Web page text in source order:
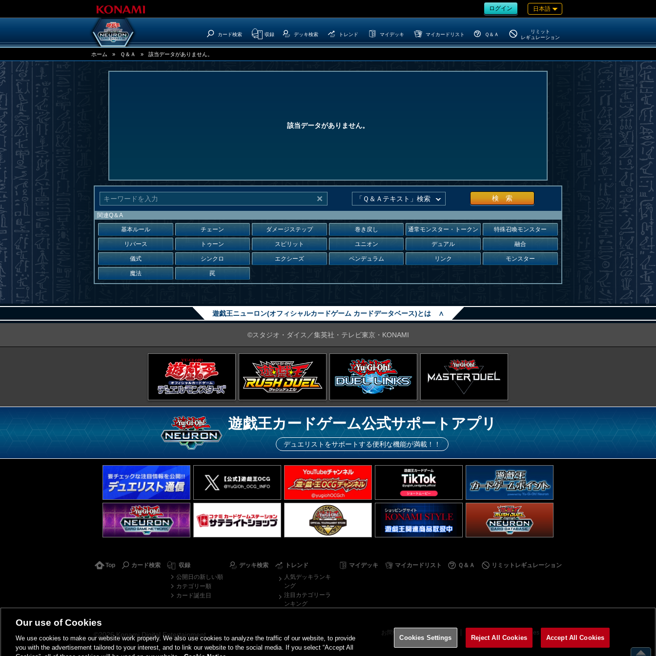
ログイン 日本語
カード検索 収録 デッキ検索 トレンド マイデッキ マイカードリスト Ｑ＆Ａ
リミット
レギュレーション
ホーム » Ｑ＆Ａ » 該当データがありません。
該当データがありません。
検 索
関連Q＆A
基本ルール チェーン ダメージステップ 巻き戻し 通常モンスター・トークン 特殊召喚モンスター
リバース トゥーン スピリット ユニオン デュアル 融合
儀式 シンクロ エクシーズ ペンデュラム リンク モンスター
魔法 罠
遊戯王ニューロン(オフィシャルカードゲーム カードデータベース)とは ∧
©スタジオ・ダイス／集英社・テレビ東京・KONAMI
遊戯王カードゲーム公式サポートアプリ
デュエリストをサポートする便利な機能が満載！！
Top カード検索
収録
公開日の新しい順
カテゴリー順
カード誕生日
デッキ検索
トレンド
人気デッキランキ
ング
注目カテゴリーラ
ンキング
マイデッキ マイカードリスト Ｑ＆Ａ リミットレギュレーション
お問い合わせ Cookies Settings
©2026 Konami Digital Entertainment
Our use of Cookies
We use cookies to make our website work properly. We also use cookies to analyze the traffic of our website, to provide
you with the advertisement tailored to your interest, and to link our website to the social media. If you select “Accept All
Cookies Settings Reject All Cookies Accept All Cookies